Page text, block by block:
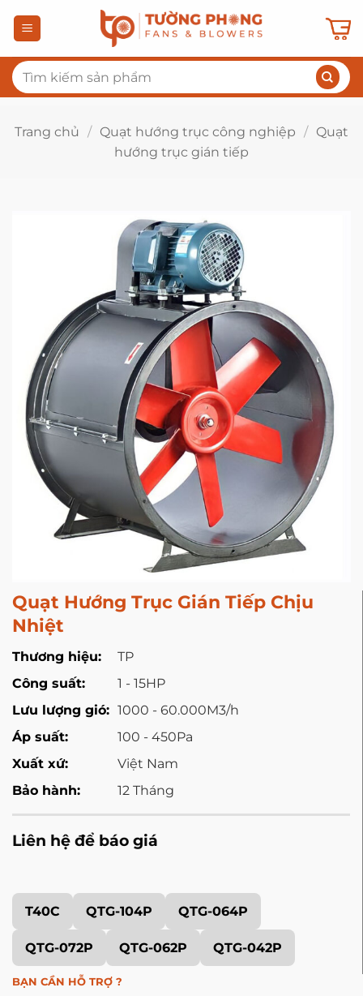
qua
dung
Tìm
kiếm:
Trang chủ / Quạt hướng trục công nghiệp / Quạt
hướng trục gián tiếp
Quạt Hướng Trục Gián Tiếp Chịu
Nhiệt
Thương hiệu:
TP
Công suất:
1 - 15HP
Lưu lượng gió: 1000 - 60.000M3/h
Áp suất:
100 - 450Pa
Xuất xứ:
Việt Nam
Bảo hành:
12 Tháng
Liên hệ để báo giá
T40C QTG-104P QTG-064P
QTG-072P QTG-062P QTG-042P
BẠN CẦN HỖ TRỢ ?